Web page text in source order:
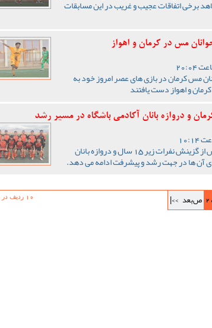
برخی اتفاقات عجیب و غریب در این مسابقات
مس در کرمان و اهواز
مس کرمان در بازی های عصر امروز خود به
و اهواز دست یافتند
آکادمی باشگاه مس کرمان پس از گزینش نفرات زیر 15 سال و دروازه بانان
آن ها در جهت رشد و پیشرفت ادامه می دهد.
ص‌بعد >>|